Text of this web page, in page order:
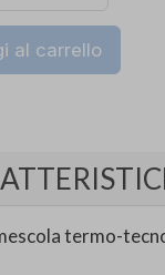
al carrello
termo-